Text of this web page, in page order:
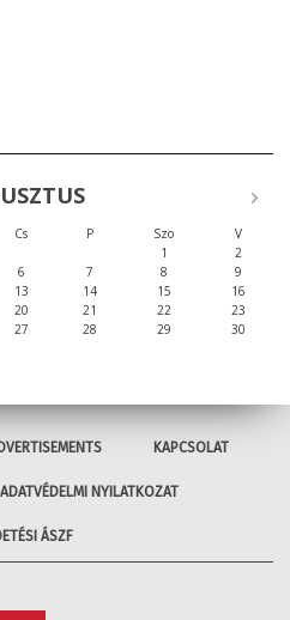
Cs P Szo
V
1
2
6 7 8
9
13 14 15
16
20 21 22
23
27 28 29
30
KAPCSOLAT
ADATVÉDELMI NYILATKOZAT
ÁSZF